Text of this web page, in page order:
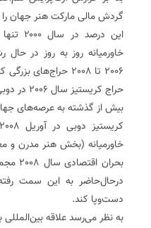
گردش مالی مارکت هنر جهان را
خاورمیانه روز به روز در
٢٠٠۶ تا ٢٠٠٨
حراج
بیش از گذشته به عرصه‌های
خاورمیانه (بخش هنر مدرن و
درحال‌حاضر به این سمت
دست‌وپا کند.
به نظر می‌رسد علاقه بین‌المللی